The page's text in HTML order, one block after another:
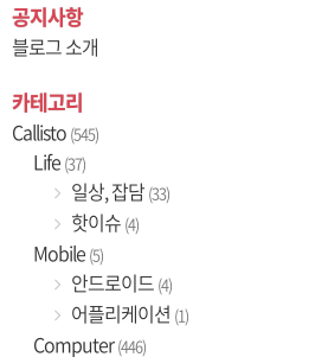
공지사항
블로그 소개
카테고리
Callisto (545)
Life (37)
일상, 잡담 (33)
핫이슈 (4)
Mobile (5)
안드로이드 (4)
어플리케이션 (1)
Computer(446)